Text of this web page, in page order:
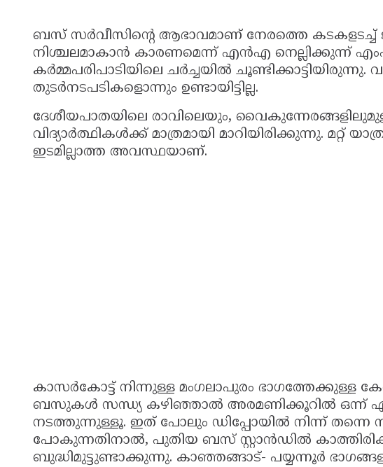
ബസ് സർവീസിന്റെ ആഭാവമാണ് നേരത്തെ കടകളടച്ച്
നിശ്ചലമാകാൻ കാരണമെന്ന് എൻഎ നെല്ലിക്കുന്ന്
കർമ്മപരിപാടിയിലെ ചർച്ചയിൽ
തുടർനടപടികളൊന്നും ഉണ്ടായിട്ടില്ല.
ദേശീയപാതയിലെ രാവിലെയും,
വിദ്യാർത്ഥികൾക്ക് മാത്രമായി മാറിയിരിക്കുന്നു.
ഇടമില്ലാത്ത അവസ്ഥയാണ്.
കാസർകോട്ട് നിന്നുള്ള മംഗലാപുരം ഭാഗത്തേക്കുള്ള
ബസുകൾ സന്ധ്യ കഴിഞ്ഞാൽ അരമണിക്കൂറിൽ ഒന്ന്
നടത്തുന്നുള്ളൂ. ഇത് പോലും ഡിപ്പോയിൽ നിന്ന് തന്നെ
പോകുന്നതിനാൽ, പുതിയ ബസ് സ്റ്റാൻഡിൽ
ബുദ്ധിമുട്ടുണ്ടാക്കുന്നു. കാഞ്ഞങ്ങാട്- പയ്യന്നൂർ